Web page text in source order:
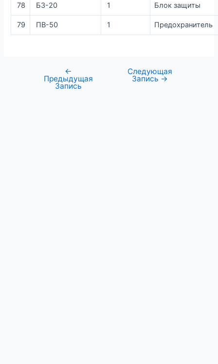
78 БЗ-20 1 Блок защиты
79 ПВ-50 1 Предохранитель
←
Предыдущая
Запись
Следующая
Запись →